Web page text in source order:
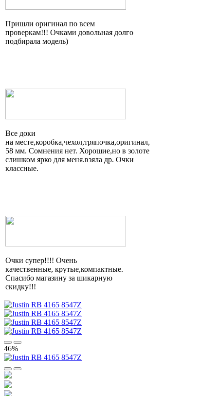
Пришли оригинал по всем
проверкам!!! Очками довольная долго
подбирала модель)
Все доки
на месте,коробка,чехол,тряпочка,оригинал,
58 мм. Сомнения нет. Хорошие,но в золоте
слишком ярко для меня.взяла др. Очки
классные.
Очки супер!!!! Очень
качественные, крутые,компактные.
Спасибо магазину за шикарную
скидку!!!
46%